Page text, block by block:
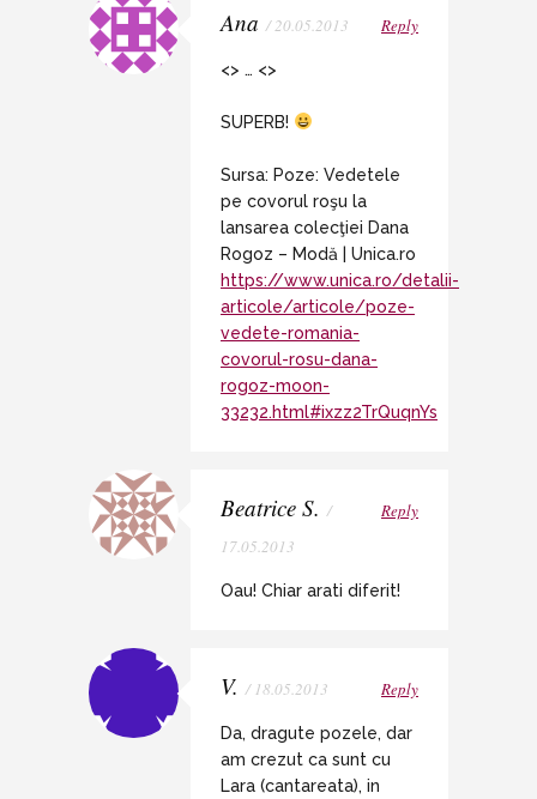
Ana / 20.05.2013 Reply
<> … <>
SUPERB!
Sursa: Poze: Vedetele
pe covorul roşu la
lansarea colecţiei Dana
Rogoz – Modă | Unica.ro
https://www.unica.ro/detalii-
articole/articole/poze-
vedete-romania-
covorul-rosu-dana-
rogoz-moon-
33232.html#ixzz2TrQuqnYs
Beatrice S. /
17.05.2013
Reply
Oau! Chiar arati diferit!
V. / 18.05.2013 Reply
Da, dragute pozele, dar
am crezut ca sunt cu
Lara (cantareata), in